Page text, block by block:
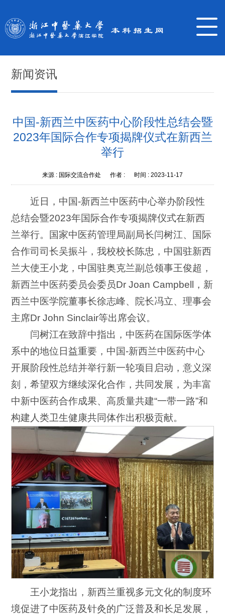
新闻资讯
中国-新西兰中医药中心阶段性总结会暨
2023年国际合作专项揭牌仪式在新西兰
举行
来源 : 国际交流合作处 作者 : 时间 : 2023-11-17
近日，中国-新西兰中医药中心举办阶段性
总结会暨2023年国际合作专项揭牌仪式在新西
兰举行。国家中医药管理局副局长闫树江、国际
合作司司长吴振斗，我校校长陈忠，中国驻新西
兰大使王小龙，中国驻奥克兰副总领事王俊超，
新西兰中医药委员会委员Dr Joan Campbell，新
西兰中医学院董事长徐志峰、院长冯立、理事会
主席Dr John Sinclair等出席会议。
闫树江在致辞中指出，中医药在国际医学体
系中的地位日益重要，中国-新西兰中医药中心
开展阶段性总结并举行新一轮项目启动，意义深
刻，希望双方继续深化合作，共同发展，为丰富
中新中医药合作成果、高质量共建“一带一路”和
构建人类卫生健康共同体作出积极贡献。
王小龙指出，新西兰重视多元文化的制度环
境促进了中医药及针灸的广泛普及和长足发展，